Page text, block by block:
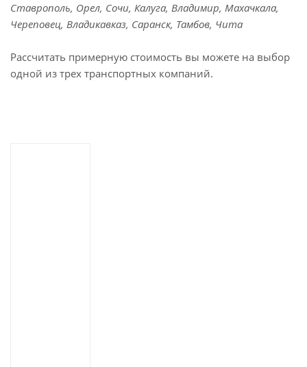
Ставрополь, Орел, Сочи, Калуга, Владимир, Махачкала,
Череповец, Владикавказ, Саранск, Тамбов, Чита
Рассчитать примерную стоимость вы можете на выбор
одной из трех транспортных компаний.